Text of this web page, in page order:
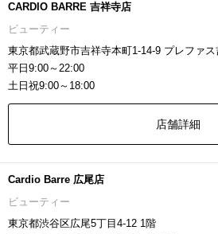
CARDIO BARRE 吉祥寺店
ビューティー
東京都武蔵野市吉祥寺本町1-14-9 プレファ
平日9:00～22:00
土日祝9:00～18:00
店舗詳細
Cardio Barre 広尾店
ビューティー
東京都渋谷区広尾5丁目4-12 1階